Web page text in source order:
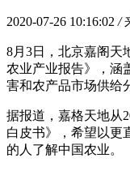
2020-07-26 10:16:02 /
8月3日，北京嘉阁天
农业产业报告》，涵
害和农产品市场供给
据报道，嘉格天地从
白皮书》，希望以更
的人了解中国农业。